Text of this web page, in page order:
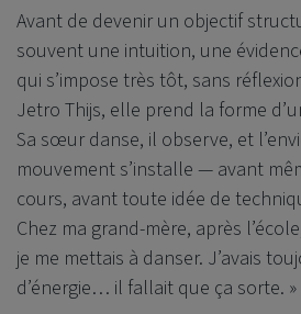
Avant de devenir un objectif
souvent une intuition, une
qui s’impose très tôt, sans
Jetro Thijs, elle prend la forme
Sa sœur danse, il observe, et
mouvement s’installe — avant
cours, avant toute idée de
Chez ma grand-mère, après
je me mettais à danser. J’avais
d’énergie… il fallait que ça sorte. »